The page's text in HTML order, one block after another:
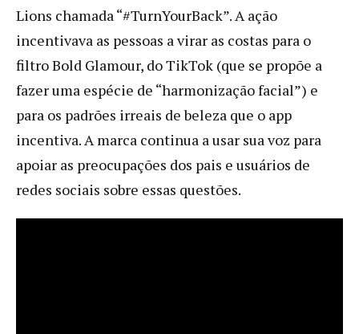
Lions chamada “#TurnYourBack”. A ação
incentivava as pessoas a virar as costas para o
filtro Bold Glamour, do TikTok (que se propõe a
fazer uma espécie de “harmonização facial”) e
para os padrões irreais de beleza que o app
incentiva. A marca continua a usar sua voz para
apoiar as preocupações dos pais e usuários de
redes sociais sobre essas questões.